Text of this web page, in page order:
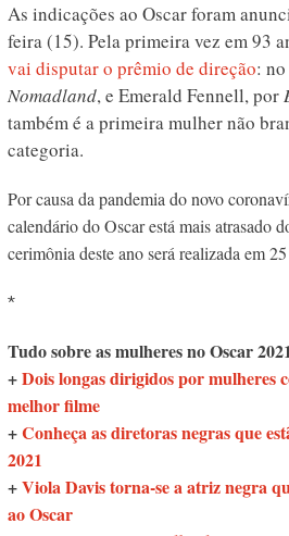
As indicações ao Oscar foram
feira (15). Pela primeira vez em 93
vai disputar o prêmio de direção:
Nomadland, e Emerald Fennell, por
também é a primeira mulher não
categoria.
Por causa da pandemia do novo
calendário do Oscar está mais atrasado
cerimônia deste ano será realizada em
*
Tudo sobre as mulheres no Oscar
+Dois longas dirigidos por mulheres
melhor filme
+Conheça as diretoras negras que
2021
+Viola Davis torna-se a atriz negra
ao Oscar